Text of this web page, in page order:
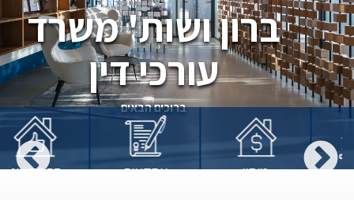
ברון ושות' משרד
עורכי דין
ברוכים הבאים
מיסוי
עסקאות
התחדשות